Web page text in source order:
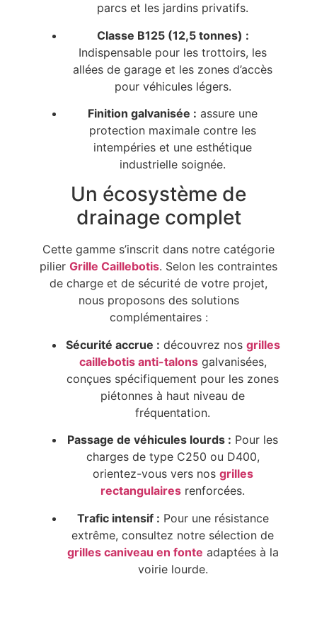
parcs et les jardins privatifs.
Classe B125 (12,5 tonnes) :
Indispensable pour les trottoirs, les
allées de garage et les zones d’accès
pour véhicules légers.
Finition galvanisée : assure une
protection maximale contre les
intempéries et une esthétique
industrielle soignée.
Un écosystème de
drainage complet
Cette gamme s’inscrit dans notre catégorie
pilier Grille Caillebotis. Selon les contraintes
de charge et de sécurité de votre projet,
nous proposons des solutions
complémentaires :
Sécurité accrue : découvrez nos grilles
caillebotis anti-talonsgalvanisées,
conçues spécifiquement pour les zones
piétonnes à haut niveau de
fréquentation.
Passage de véhicules lourds : Pour les
charges de type C250 ou D400,
orientez-vous vers nos grilles
rectangulaires renforcées.
Trafic intensif : Pour une résistance
extrême, consultez notre sélection de
grilles caniveau en fonte adaptées à la
voirie lourde.